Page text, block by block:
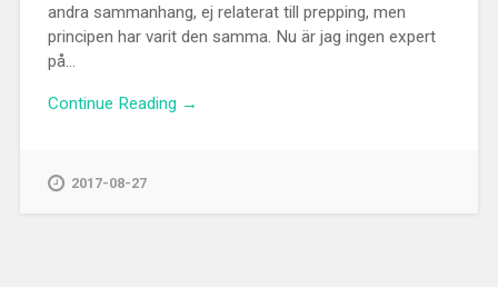
andra sammanhang, ej relaterat till prepping, men
principen har varit den samma. Nu är jag ingen expert
på...
Continue Reading →
2017-08-27